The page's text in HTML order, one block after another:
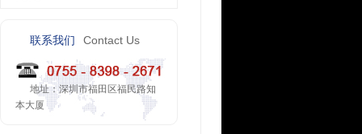
联系我们 Contact Us
地址：深圳市福田区福民路知
本大厦